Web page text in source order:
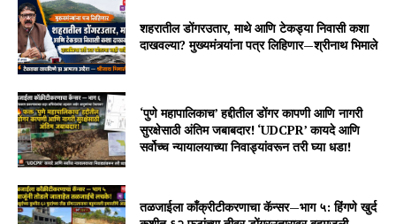
शहरातील डोंगरउतार, माथे आणि टेकड्या निवासी कशा
दाखवल्या? मुख्यमंत्र्यांना पत्र लिहिणार—श्रीनाथ भिमाले
‘पुणे महापालिकाच’ हद्दीतील डोंगर कापणी आणि नागरी
सुरक्षेसाठी अंतिम जबाबदार! ‘UDCPR’ कायदे आणि
सर्वोच्च न्यायालयाच्या निवाड्यांवरून तरी घ्या धडा!
तळजाईला काँक्रीटीकरणाचा कॅन्सर—भाग ५: हिंगणे खुर्द